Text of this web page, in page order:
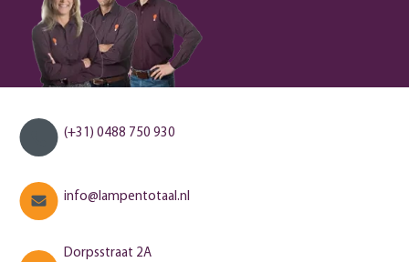
(+31) 0488 750 930
info@lampentotaal.nl
Dorpsstraat 2A